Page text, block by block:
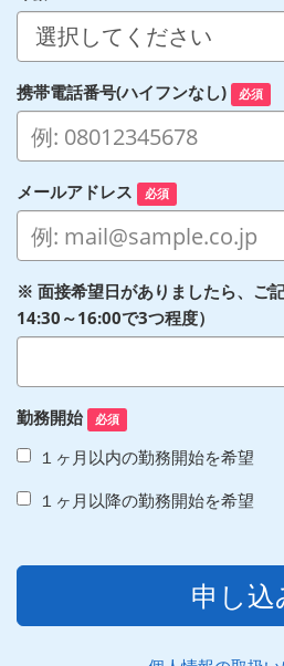
携帯電話番号(ハイフンなし) 必須
メールアドレス 必須
※ 面接希望日がありましたら、ご
14:30～16:00で3つ程度）
勤務開始 必須
１ヶ月以内の勤務開始を希望
１ヶ月以降の勤務開始を希望
申し込